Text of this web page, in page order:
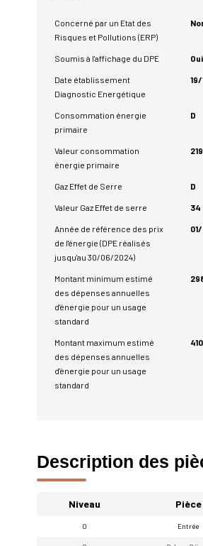
Concerné par un Etat des
Risques et Pollutions (ERP)
Soumis à l'affichage du DPE Oui
Date établissement
Diagnostic Energétique
Consommation énergie
primaire
D
Valeur consommation
énergie primaire
Gaz Effet de Serre D
Valeur Gaz Effet de serre 34
Année de référence des prix
de l'énergie (DPE réalisés
jusqu'au 30/06/2024)
Montant minimum estimé
des dépenses annuelles
d'énergie pour un usage
standard
Montant maximum estimé
des dépenses annuelles
d'énergie pour un usage
standard
Description des
Niveau Pièce
0 Entrée